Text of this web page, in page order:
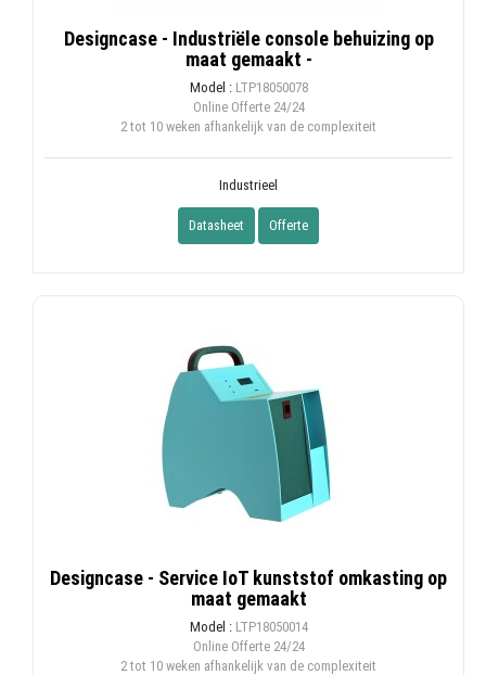
Designcase - Industriële console behuizing op
maat gemaakt -
Model : LTP18050078
Online Offerte24/24
2 tot 10 weken afhankelijk van de complexiteit
Industrieel
Datasheet Offerte
Designcase - Service IoT kunststof omkasting op
maat gemaakt
Model : LTP18050014
Online Offerte24/24
2 tot 10 weken afhankelijk van de complexiteit